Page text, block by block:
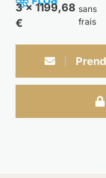
3 x 1199,68
€
sans
frais